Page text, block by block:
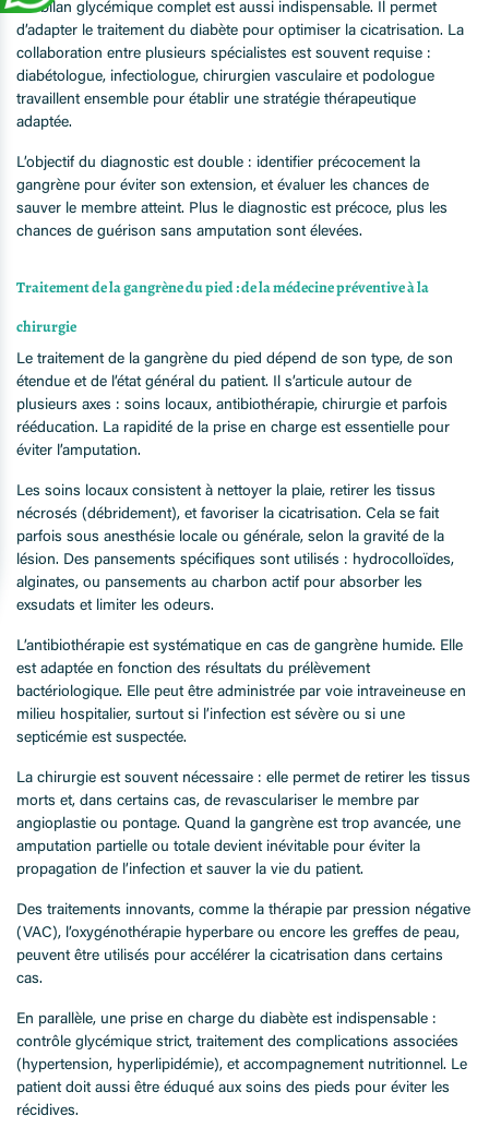
Un bilan glycémique complet est aussi indispensable. Il permet
d’adapter le traitement du diabète pour optimiser la cicatrisation. La
collaboration entre plusieurs spécialistes est souvent requise :
diabétologue, infectiologue, chirurgien vasculaire et podologue
travaillent ensemble pour établir une stratégie thérapeutique
adaptée.
L’objectif du diagnostic est double : identifier précocement la
gangrène pour éviter son extension, et évaluer les chances de
sauver le membre atteint. Plus le diagnostic est précoce, plus les
chances de guérison sans amputation sont élevées.
Traitement de la gangrène du pied : de la médecine préventive à la
chirurgie
Le traitement de la gangrène du pied dépend de son type, de son
étendue et de l’état général du patient. Il s’articule autour de
plusieurs axes : soins locaux, antibiothérapie, chirurgie et parfois
rééducation. La rapidité de la prise en charge est essentielle pour
éviter l’amputation.
Les soins locaux consistent à nettoyer la plaie, retirer les tissus
nécrosés (débridement), et favoriser la cicatrisation. Cela se fait
parfois sous anesthésie locale ou générale, selon la gravité de la
lésion. Des pansements spécifiques sont utilisés : hydrocolloïdes,
alginates, ou pansements au charbon actif pour absorber les
exsudats et limiter les odeurs.
L’antibiothérapie est systématique en cas de gangrène humide. Elle
est adaptée en fonction des résultats du prélèvement
bactériologique. Elle peut être administrée par voie intraveineuse en
milieu hospitalier, surtout si l’infection est sévère ou si une
septicémie est suspectée.
La chirurgie est souvent nécessaire : elle permet de retirer les tissus
morts et, dans certains cas, de revasculariser le membre par
angioplastie ou pontage. Quand la gangrène est trop avancée, une
amputation partielle ou totale devient inévitable pour éviter la
propagation de l’infection et sauver la vie du patient.
Des traitements innovants, comme la thérapie par pression négative
(VAC), l’oxygénothérapie hyperbare ou encore les greffes de peau,
peuvent être utilisés pour accélérer la cicatrisation dans certains
cas.
En parallèle, une prise en charge du diabète est indispensable :
contrôle glycémique strict, traitement des complications associées
(hypertension, hyperlipidémie), et accompagnement nutritionnel. Le
patient doit aussi être éduqué aux soins des pieds pour éviter les
récidives.